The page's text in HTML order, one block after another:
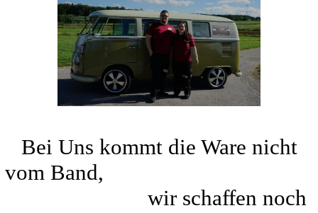
Bei Uns kommt die Ware nicht
vom Band,
wir schaffen noch